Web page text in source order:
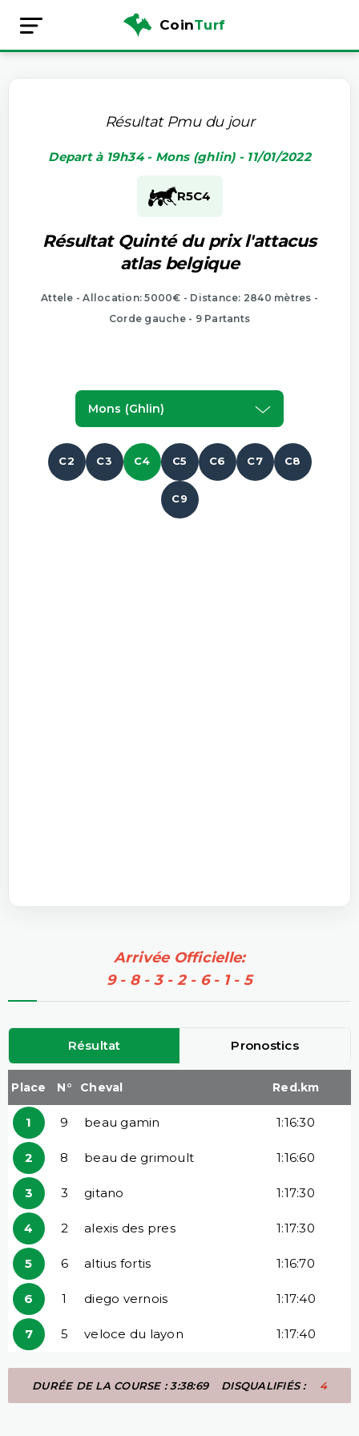
CoinTurf
Résultat Pmu du jour
Depart à 19h34 - Mons (ghlin) - 11/01/2022
R5C4
Résultat Quinté du prix l'attacus
atlas belgique
Attele - Allocation: 5000€ - Distance: 2840 mètres -
Corde gauche - 9 Partants
Mons (ghlin)
C2 C3 C4 C5 C6 C7 C8
C9
Arrivée Officielle:
9 - 8 - 3 - 2 - 6 - 1 - 5
Résultat Pronostics
Place N° Cheval Red.km
1 9 beau gamin 1:16:30
2 8 beau de grimoult 1:16:60
3 3 gitano 1:17:30
4 2 alexis des pres 1:17:30
5 6 altius fortis 1:16:70
6 1 diego vernois 1:17:40
7 5 veloce du layon 1:17:40
DURÉE DE LA COURSE : 3:38:69 DISQUALIFIÉS : 4